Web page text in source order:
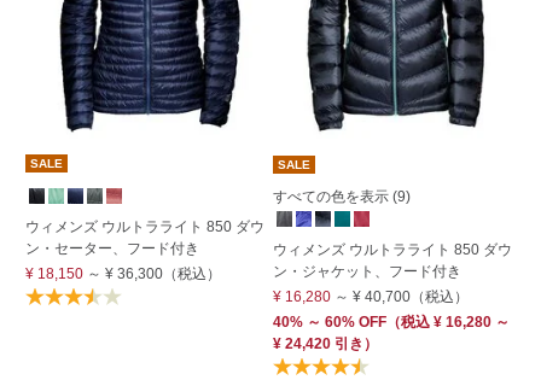
SALE
ウィメンズ ウルトラライト 850 ダウ
ン・セーター、フード付き
¥ 18,150～ ¥ 36,300（税込）
SALE
すべての色を表示 (9)
ウィメンズ ウルトラライト 850 ダウ
ン・ジャケット、フード付き
¥ 16,280 ～ ¥ 40,700 （税込）
40% ～ 60% OFF （税込 ¥ 16,280 ～
¥ 24,420 引き）